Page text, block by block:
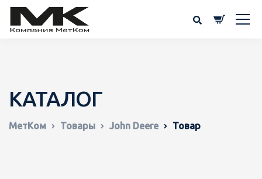
КАТАЛОГ
МетКом Товары John Deere Товар